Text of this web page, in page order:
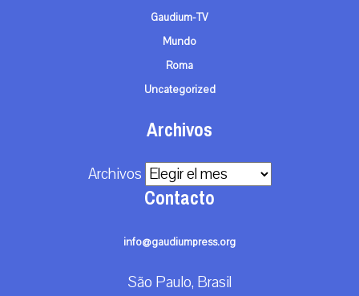
Gaudium-TV
Mundo
Roma
Uncategorized
Archivos
Archivos
Contacto
info@gaudiumpress.org
São Paulo, Brasil